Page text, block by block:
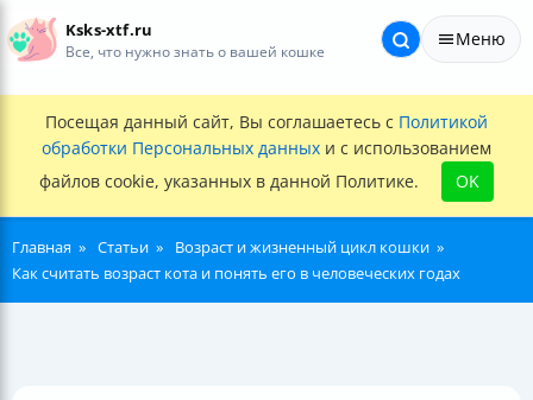
Ksks-xtf.ru
Все, что нужно знать о вашей кошке
Меню
Посещая данный сайт, Вы соглашаетесь с Политикой
обработки Персональных данных и с использованием
файлов cookie, указанных в данной Политике.
OK
Главная Статьи
Возраст и жизненный цикл кошки
Как считать возраст кота и понять его в человеческих годах